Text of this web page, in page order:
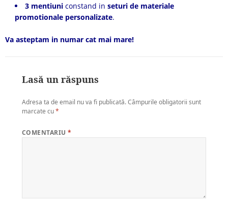
3 mentiuniconstand in seturi de materiale
promotionale personalizate.
Va asteptam in numar cat mai mare!
Lasă un răspuns
Adresa ta de email nu va fi publicată.Câmpurile obligatorii sunt
marcate cu*
COMENTARIU*